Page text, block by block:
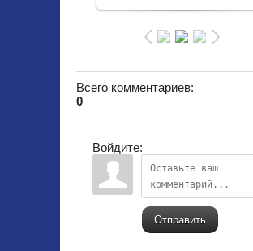
Всего комментариев:
0
Войдите:
Отправить